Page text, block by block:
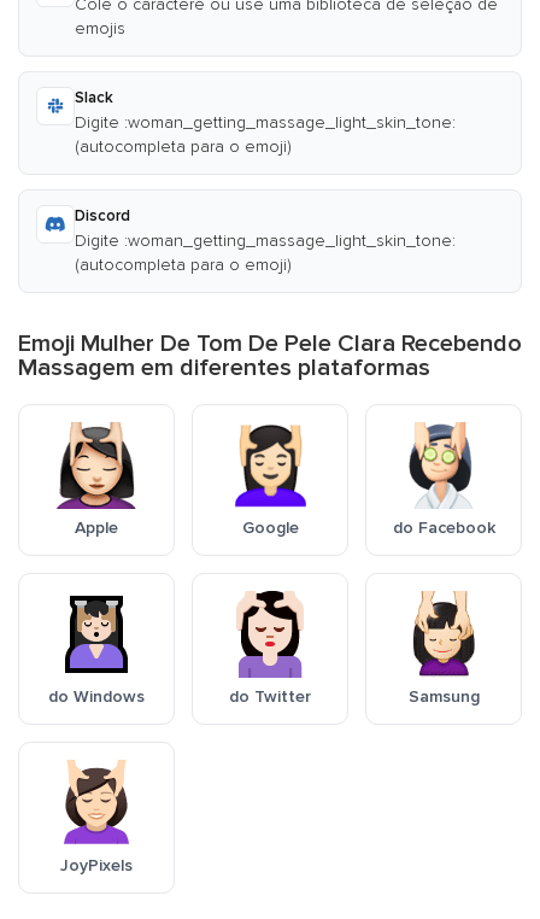
Cole o caractere ou use uma biblioteca de seleção de
emojis
Slack
Digite :woman_getting_massage_light_skin_tone:
(autocompleta para o emoji)
Discord
Digite :woman_getting_massage_light_skin_tone:
(autocompleta para o emoji)
Emoji Mulher De Tom De Pele Clara Recebendo
Massagem em diferentes plataformas
Apple Google do Facebook
do Windows do Twitter Samsung
JoyPixels